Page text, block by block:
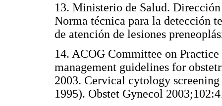
13. Ministerio de Salud.
Norma técnica para la detección
de atención de lesiones
14. ACOG Committee on
management guidelines for
2003. Cervical cytology
1995). Obstet Gynecol